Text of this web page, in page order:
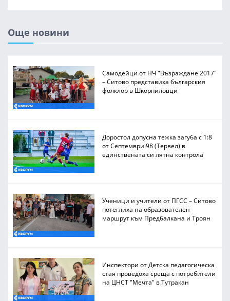
Още новини
Самодейци от НЧ "Възраждане 2017"
– Ситово представиха българския
фолклор в Шкорпиловци
Доростол допусна тежка загуба с 1:8
от Септември 98 (Тервел) в
единствената си лятна контрола
Ученици и учители от ПГСС – Ситово
потеглиха на образователен
маршрут към Предбалкана и Троян
Инспектори от Детска педагогическа
стая проведоха среща с потребители
на ЦНСТ "Мечта" в Тутракан